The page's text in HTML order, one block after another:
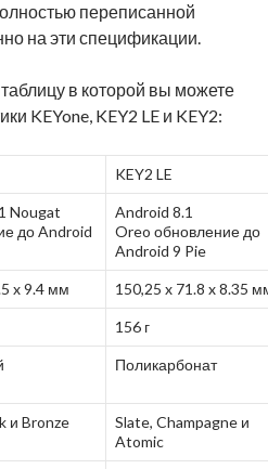
переписанной
на эти спецификации.
в которой вы можете
KEYone, KEY2 LE и KEY2:
KEY2 LE
Nougat
до Android
Android 8.1
Oreo обновление до
Android 9 Pie
x 9.4 мм 150,25 x 71.8 x 8.35
156 г
Поликарбонат
и Bronze
Slate, Champagne и
Atomic